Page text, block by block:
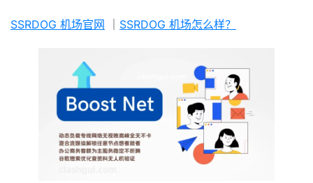
SSRDOG 机场官网 SSRDOG 机场怎么样？